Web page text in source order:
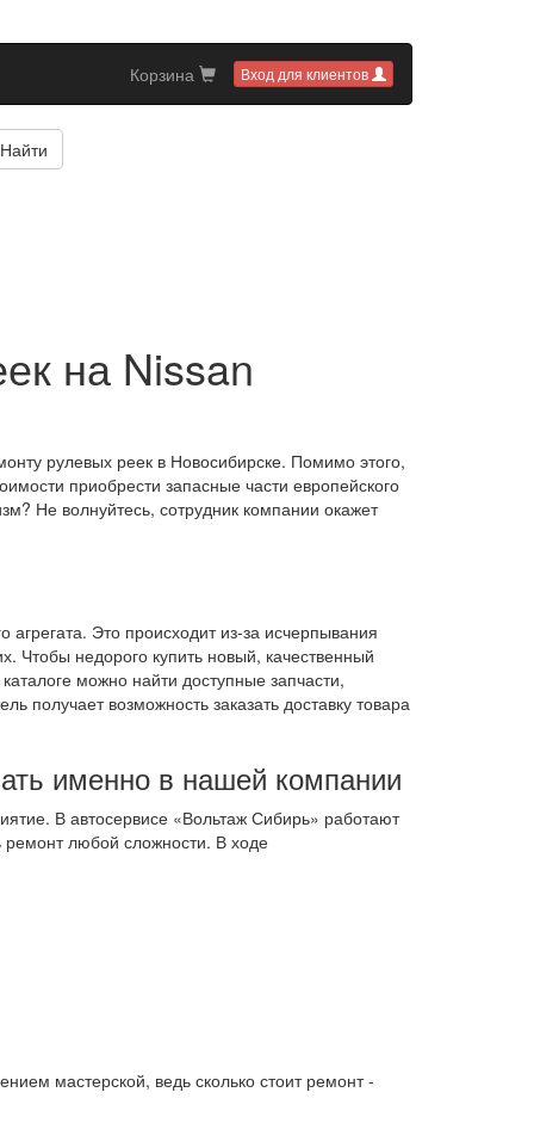
Вход для клиентов
Корзина
Найти
на Nissan
рулевых реек в Новосибирске. Помимо этого,
приобрести запасные части европейского
Не волнуйтесь, сотрудник компании окажет
Это происходит из-за исчерпывания
Чтобы недорого купить новый, качественный
можно найти доступные запчасти,
получает возможность заказать доставку товара
именно в нашей компании
В автосервисе «Вольтаж Сибирь» работают
ремонт любой сложности. В ходе
мастерской, ведь сколько стоит ремонт -